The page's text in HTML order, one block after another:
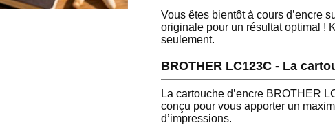
Vous êtes bientôt à cours d’encre
originale pour un résultat optimal !
seulement.
BROTHER LC123C - La
La cartouche d’encre BROTHER
conçu pour vous apporter un
d’impressions.